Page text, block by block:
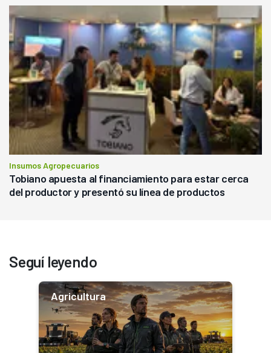
Insumos Agropecuarios
Tobiano apuesta al financiamiento para estar cerca
del productor y presentó su línea de productos
Seguí leyendo
Agricultura